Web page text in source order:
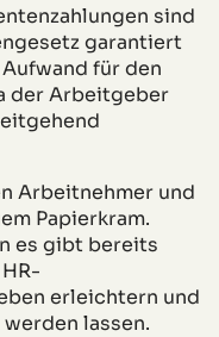
sind
garantiert
für den
der Arbeitgeber
Arbeitnehmer und
Papierkram.
es gibt bereits
erleichtern und
lassen.